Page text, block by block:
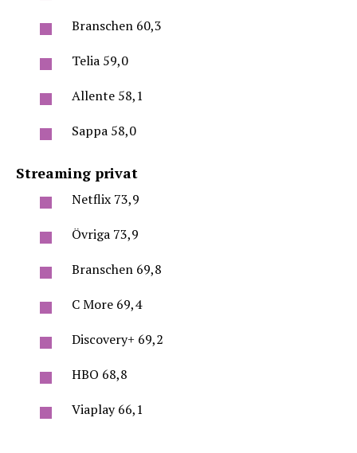
Branschen 60,3
Telia 59,0
Allente 58,1
Sappa 58,0
Streaming privat
Netflix 73,9
Övriga 73,9
Branschen 69,8
C More 69,4
Discovery+ 69,2
HBO 68,8
Viaplay 66,1